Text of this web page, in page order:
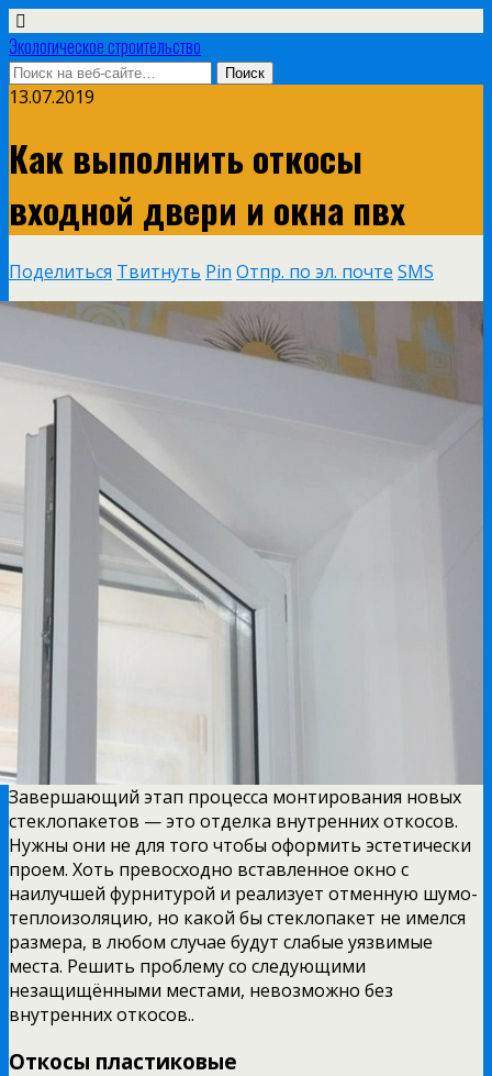
Экологическое строительство
13.07.2019
Как выполнить откосы
входной двери и окна пвх
Поделиться Твитнуть Pin Отпр. по эл. почте SMS
Завершающий этап процесса монтирования новых
стеклопакетов — это отделка внутренних откосов.
Нужны они не для того чтобы оформить эстетически
проем. Хоть превосходно вставленное окно с
наилучшей фурнитурой и реализует отменную шумо-
теплоизоляцию, но какой бы стеклопакет не имелся
размера, в любом случае будут слабые уязвимые
места. Решить проблему со следующими
незащищёнными местами, невозможно без
внутренних откосов..
Откосы пластиковые